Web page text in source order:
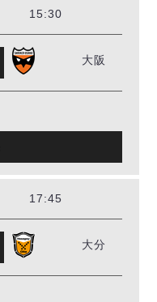
15:30
大阪
17:45
大分